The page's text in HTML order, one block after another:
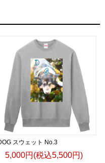
スウェット No.3
5,000円(税込5,500円)